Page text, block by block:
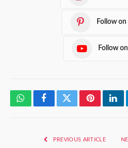
Follow
Follow
WhatsAppFacebookTwitterPinterest
PREVIOUS ARTICLE